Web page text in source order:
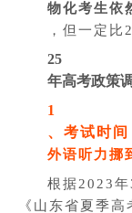
物化考生依
，但一定比
25
年高考政策
1
、考试时间
外语听力挪
根据2023
《山东省夏季